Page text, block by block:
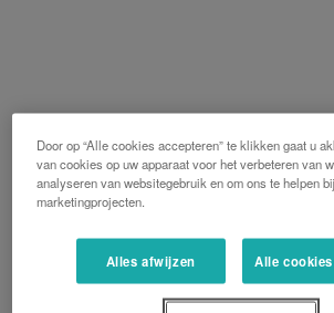
Door op “Alle cookies accepteren” te klikken gaat u
van cookies op uw apparaat voor het verbeteren van
analyseren van websitegebruik en om ons te helpen
marketingprojecten.
Alles afwijzen Alle